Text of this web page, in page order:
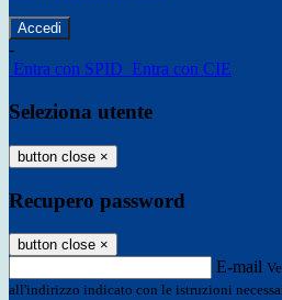
-
Entra con SPID Entra con CIE
Seleziona utente
button close ×
Recupero password
button close ×
E-mail
all'indirizzo indicato con le istruzioni